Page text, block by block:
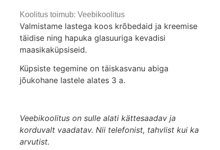
Koolitus toimub: Veebikoolitus
Valmistame lastega koos krõbedaid ja kreemise
täidise ning hapuka glasuuriga kevadisi
maasikaküpsiseid.
Küpsiste tegemine on täiskasvanu abiga
jõukohane lastele alates 3 a.
Veebikoolitus on sulle alati kättesaadav ja
korduvalt vaadatav. Nii telefonist, tahvlist kui ka
arvutist.